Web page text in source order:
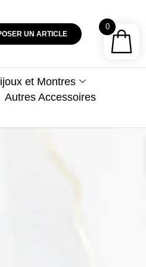
UN ARTICLE
et Montres
Autres Accessoires
0